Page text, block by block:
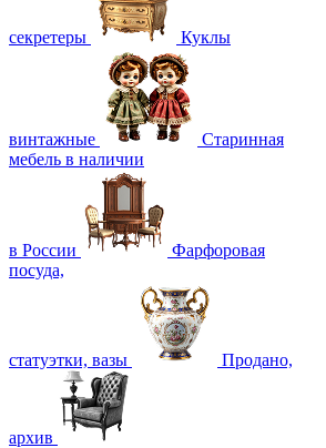
секретеры Куклы
винтажные
Старинная
мебель в наличии
в России
Фарфоровая
посуда,
статуэтки, вазы Продано,
архив